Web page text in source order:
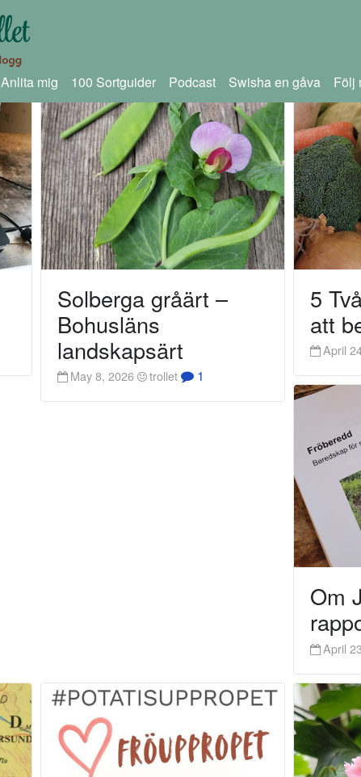
Anlita mig 100 Sortguider Podcast Swisha en gåva Följ
Solberga gråärt –
Bohusläns
landskapsärt
May 8, 2026 trollet 1
5
att
April
Om
April